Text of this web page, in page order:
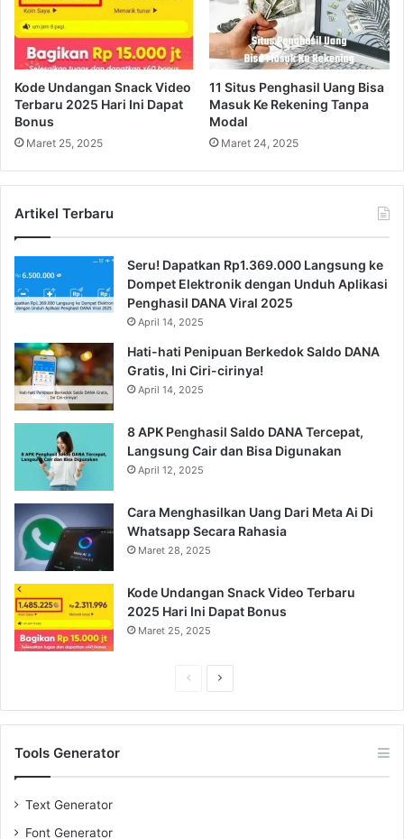
Kode Undangan Snack Video
Terbaru 2025 Hari Ini Dapat
Bonus
Maret 25, 2025
11 Situs Penghasil Uang Bisa
Masuk Ke Rekening Tanpa
Modal
Maret 24, 2025
Artikel Terbaru
Seru! Dapatkan Rp1.369.000 Langsung ke
Dompet Elektronik dengan Unduh Aplikasi
Penghasil DANA Viral 2025
April 14, 2025
Hati-hati Penipuan Berkedok Saldo DANA
Gratis, Ini Ciri-cirinya!
April 14, 2025
8 APK Penghasil Saldo DANA Tercepat,
Langsung Cair dan Bisa Digunakan
April 12, 2025
Cara Menghasilkan Uang Dari Meta Ai Di
Whatsapp Secara Rahasia
Maret 28, 2025
Kode Undangan Snack Video Terbaru
2025 Hari Ini Dapat Bonus
Maret 25, 2025
PreviousNext
Tools Generator
Text Generator
Font Generator